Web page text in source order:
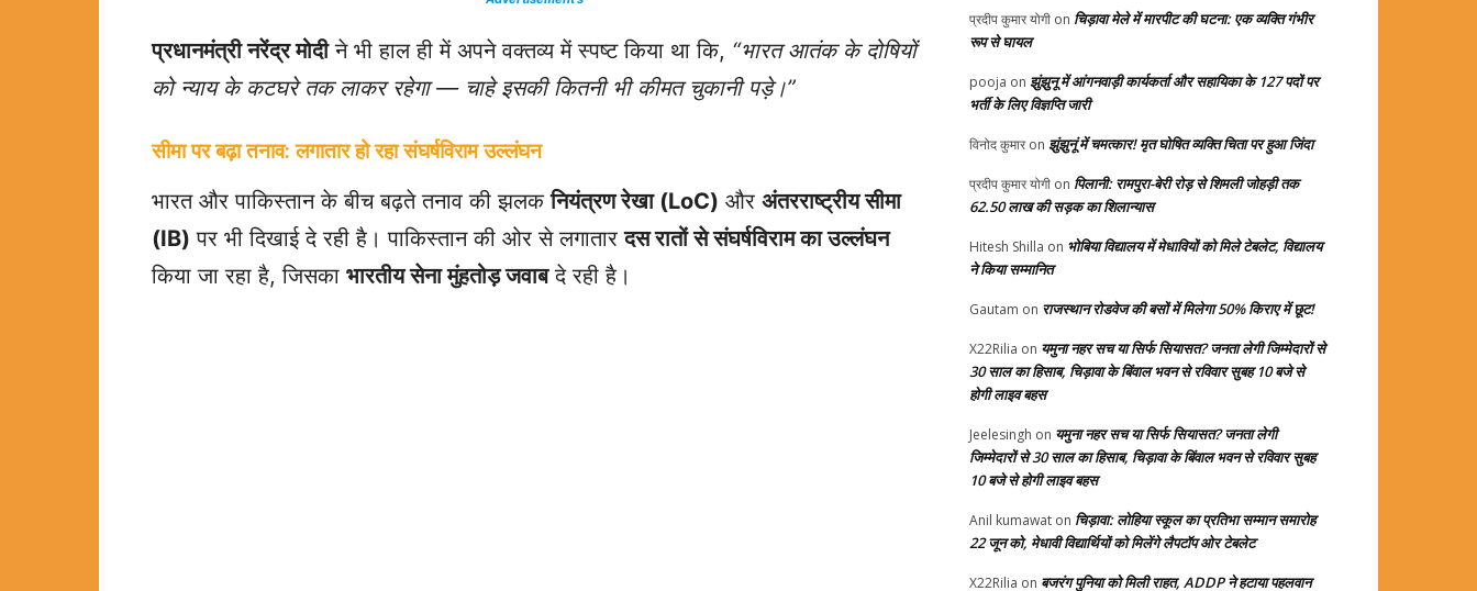
प्रधानमंत्री नरेंद्र मोदीने भी हाल ही में अपने वक्तव्य में स्पष्ट किया था कि, “भारत आतंक के दोषियों
को न्याय के कटघरे तक लाकर रहेगा — चाहे इसकी कितनी भी कीमत चुकानी पड़े।”
सीमा पर बढ़ा तनाव: लगातार हो रहा संघर्षविराम उल्लंघन
भारत और पाकिस्तान के बीच बढ़ते तनाव की झलकनियंत्रण रेखा (LoC) और अंतरराष्ट्रीय सीमा
(IB) पर भी दिखाई दे रही है। पाकिस्तान की ओर से लगातारदस रातों से संघर्षविराम का उल्लंघन
किया जा रहा है, जिसका भारतीय सेना मुंहतोड़ जवाबदे रही है।
प्रदीप कुमार योगी on चिड़ावा मेले में मारपीट की घटना: एक व्यक्ति गंभीर
रूप से घायल
pooja on झुंझुनू में आंगनवाड़ी कार्यकर्ता और सहायिका के 127 पदों पर
भर्ती के लिए विज्ञप्ति जारी
विनोद कुमारon झुंझुनूं में चमत्कार! मृत घोषित व्यक्ति चिता पर हुआ जिंदा
प्रदीप कुमार योगी on पिलानी: रामपुरा-बेरी रोड़ से शिमली जोहड़ी तक
62.50 लाख की सड़क का शिलान्यास
Hitesh Shilla on भोबिया विद्यालय में मेधावियों को मिले टेबलेट, विद्यालय
ने किया सम्मानित
Gautam on राजस्थान रोडवेज की बसों में मिलेगा 50% किराए में छूट!
X22Rilia on यमुना नहर सच या सिर्फ सियासत? जनता लेगी जिम्मेदारों से
30 साल का हिसाब, चिड़ावा के बिंवाल भवन से रविवार सुबह 10 बजे से
होगी लाइव बहस
Jeelesingh on यमुना नहर सच या सिर्फ सियासत? जनता लेगी
जिम्मेदारों से 30 साल का हिसाब, चिड़ावा के बिंवाल भवन से रविवार सुबह
10 बजे से होगी लाइव बहस
Anil kumawat on चिड़ावा: लोहिया स्कूल का प्रतिभा सम्मान समारोह
22 जून को, मेधावी विद्यार्थियों को मिलेंगे लैपटॉप ओर टेबलेट
X22Rilia on बजरंग पुनिया को मिली राहत, ADDP ने हटाया पहलवान